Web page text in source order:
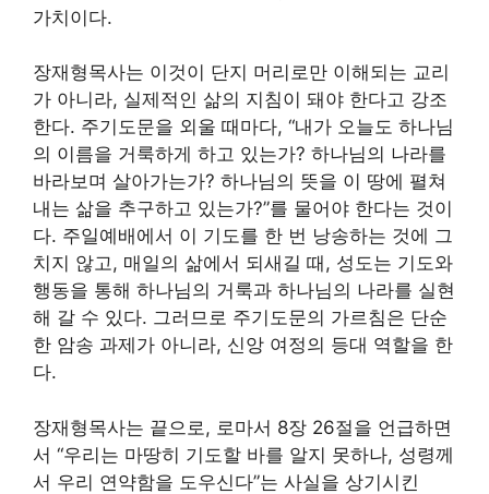
가치이다.
장재형목사는 이것이 단지 머리로만 이해되는 교리
가 아니라, 실제적인 삶의 지침이 돼야 한다고 강조
한다. 주기도문을 외울 때마다, “내가 오늘도 하나님
의 이름을 거룩하게 하고 있는가? 하나님의 나라를
바라보며 살아가는가? 하나님의 뜻을 이 땅에 펼쳐
내는 삶을 추구하고 있는가?”를 물어야 한다는 것이
다. 주일예배에서 이 기도를 한 번 낭송하는 것에 그
치지 않고, 매일의 삶에서 되새길 때, 성도는 기도와
행동을 통해 하나님의 거룩과 하나님의 나라를 실현
해 갈 수 있다. 그러므로 주기도문의 가르침은 단순
한 암송 과제가 아니라, 신앙 여정의 등대 역할을 한
다.
장재형목사는 끝으로, 로마서 8장 26절을 언급하면
서 “우리는 마땅히 기도할 바를 알지 못하나, 성령께
서 우리 연약함을 도우신다”는 사실을 상기시킨